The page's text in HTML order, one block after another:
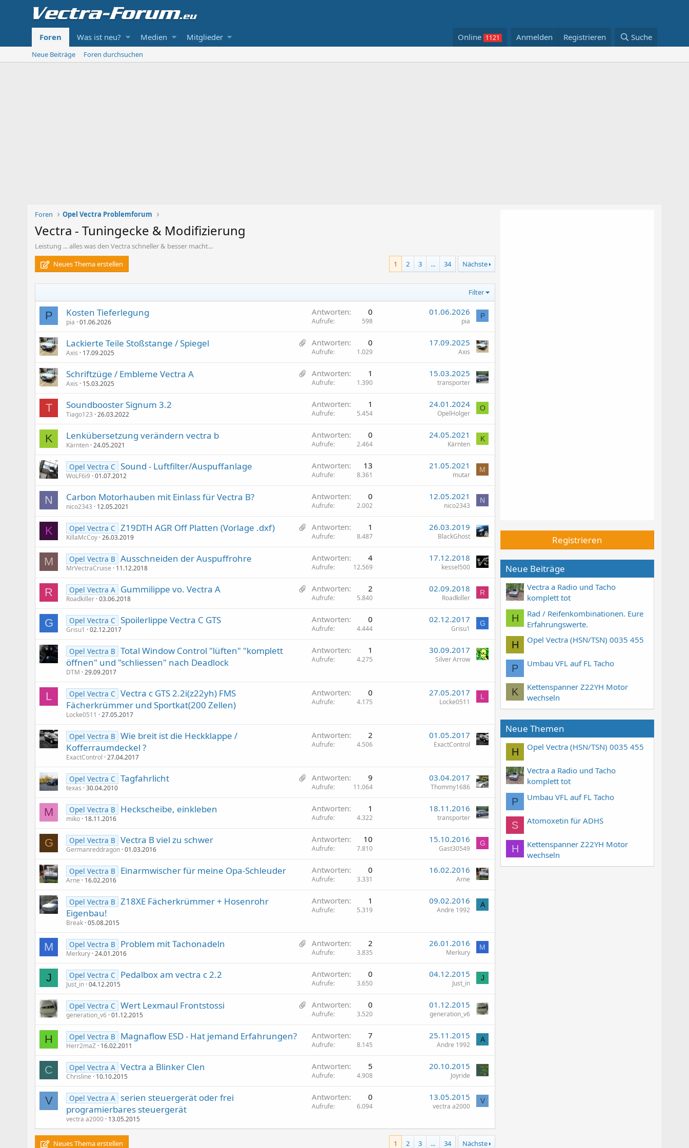
Foren Was ist neu? Medien Mitglieder Online Anmelden Registrieren Suche
Neue Beiträge Foren durchsuchen
Foren Opel Vectra Problemforum
Vectra - Tuningecke & Modifizierung
Leistung ... alles was den Vectra schneller & besser macht...
Neues Thema erstellen
1 2 3 ... 34 Nächste
Filter
P Kosten Tieferlegung
pia 01.06.2026
Antworten 0
Aufrufe 598
01.06.2026
pia
P
1
h
Lackierte Teile Stoßstange / Spiegel
Axis 17.09.2025
Antworten 0
Aufrufe 1.029
17.09.2025
Axis
1
Schriftzüge / Embleme Vectra A
Axis 15.03.2025
Antworten 1
Aufrufe 1.390
15.03.2025
transporter
T Soundbooster Signum 3.2
Tiago123 26.03.2022
Antworten 1
Aufrufe 5.454
24.01.2024
OpelHolger
O
K Lenkübersetzung verändern vectra b
Kärnten 24.05.2021
Antworten 0
Aufrufe 2.464
24.05.2021
Kärnten
K
Opel Vectra C Sound - Luftfilter/Auspuffanlage
WoLF6i9 01.07.2012
Antworten 13
Aufrufe 8.361
21.05.2021
mutar
M
N Carbon Motorhauben mit Einlass für Vectra B?
nico2343 12.05.2021
Antworten 0
Aufrufe 2.002
12.05.2021
nico2343
N
K
2
g
Opel Vectra C Z19DTH AGR Off Platten (Vorlage .dxf)
KillaMcCoy 26.03.2019
Antworten 1
Aufrufe 8.487
26.03.2019
BlackGhost
M Opel Vectra B Ausschneiden der Auspuffrohre
MrVectraCruise 11.12.2018
Antworten 4
Aufrufe 12.569
17.12.2018
kessel500
R
1
Opel Vectra A Gummilippe vo. Vectra A
Roadkiller 03.06.2018
Antworten 2
Aufrufe 5.840
02.09.2018
Roadkiller
R
G Opel Vectra C Spoilerlippe Vectra C GTS
Grisu1 02.12.2017
Antworten 0
Aufrufe 4.444
02.12.2017
Grisu1
G
Opel Vectra B Total Window Control "lüften" "komplett
öffnen" und "schliessen" nach Deadlock
DTM 29.09.2017
Antworten 1
Aufrufe 4.275
30.09.2017
Silver Arrow
L Opel Vectra C Vectra c GTS 2.2i(z22yh) FMS
Fächerkrümmer und Sportkat(200 Zellen)
Locke0511 27.05.2017
Antworten 0
Aufrufe 4.175
27.05.2017
Locke0511
L
Opel Vectra B Wie breit ist die Heckklappe /
Kofferraumdeckel ?
ExactControl 27.04.2017
Antworten 2
Aufrufe 4.506
01.05.2017
ExactControl
7
Opel Vectra C Tagfahrlicht
texas 30.04.2010
Antworten 9
Aufrufe 11.064
03.04.2017
Thommy1686
M Opel Vectra B Heckscheibe, einkleben
miko 18.11.2016
Antworten 1
Aufrufe 4.322
18.11.2016
transporter
G Opel Vectra B Vectra B viel zu schwer
Germanreddragon 01.03.2016
Antworten 10
Aufrufe 7.810
15.10.2016
Gast30549
G
Opel Vectra B Einarmwischer für meine Opa-Schleuder
Arne 16.02.2016
Antworten 0
Aufrufe 3.331
16.02.2016
Arne
Opel Vectra B Z18XE Fächerkrümmer + Hosenrohr
Eigenbau!
Break 05.08.2015
Antworten 1
Aufrufe 5.319
09.02.2016
Andre 1992
A
M
2
g
Opel Vectra B Problem mit Tachonadeln
Merkury 24.01.2016
Antworten 2
Aufrufe 3.835
26.01.2016
Merkury
M
J Opel Vectra C Pedalbox am vectra c 2.2
Just_in 04.12.2015
Antworten 0
Aufrufe 3.650
04.12.2015
Just_in
J
1
Opel Vectra C Wert Lexmaul Frontstossi
generation_v6 01.12.2015
Antworten 0
Aufrufe 3.520
01.12.2015
generation_v6
H Opel Vectra B Magnaflow ESD - Hat jemand Erfahrungen?
Herr2maZ 16.02.2011
Antworten 7
Aufrufe 8.145
25.11.2015
Andre 1992
A
C Opel Vectra A Vectra a Blinker Clen
Chrisline 10.10.2015
Antworten 5
Aufrufe 4.908
20.10.2015
Joyride
V Opel Vectra A serien steuergerät oder frei
programierbares steuergerät
vectra a2000 13.05.2015
Antworten 0
Aufrufe 6.094
13.05.2015
vectra a2000
V
1 2 3 ... 34 Nächste
Neues Thema erstellen
Registrieren
Neue Beiträge
Vectra a Radio und Tacho
komplett tot
H
Rad / Reifenkombinationen. Eure
Erfahrungswerte.
H Opel Vectra (HSN/TSN) 0035 455
P Umbau VFL auf FL Tacho
K
Kettenspanner Z22YH Motor
wechseln
Neue Themen
H Opel Vectra (HSN/TSN) 0035 455
Vectra a Radio und Tacho
komplett tot
P Umbau VFL auf FL Tacho
S Atomoxetin für ADHS
H
Kettenspanner Z22YH Motor
wechseln